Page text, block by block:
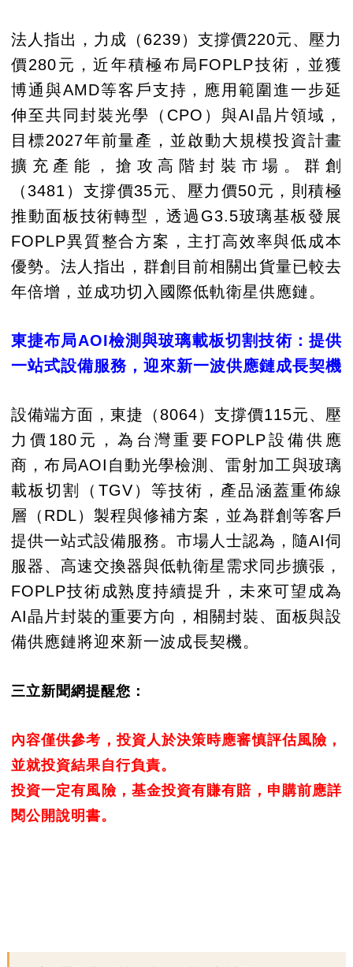
法人指出，力成（6239）支撐價220元、壓力
價280元，近年積極布局FOPLP技術，並獲
博通與AMD等客戶支持，應用範圍進一步延
伸至共同封裝光學（CPO）與AI晶片領域，
目標2027年前量產，並啟動大規模投資計畫
擴充產能，搶攻高階封裝市場。群創
（3481）支撐價35元、壓力價50元，則積極
推動面板技術轉型，透過G3.5玻璃基板發展
FOPLP異質整合方案，主打高效率與低成本
優勢。法人指出，群創目前相關出貨量已較去
年倍增，並成功切入國際低軌衛星供應鏈。
東捷布局AOI檢測與玻璃載板切割技術：提供
一站式設備服務，迎來新一波供應鏈成長契機
設備端方面，東捷（8064）支撐價115元、壓
力價180元，為台灣重要FOPLP設備供應
商，布局AOI自動光學檢測、雷射加工與玻璃
載板切割（TGV）等技術，產品涵蓋重佈線
層（RDL）製程與修補方案，並為群創等客戶
提供一站式設備服務。市場人士認為，隨AI伺
服器、高速交換器與低軌衛星需求同步擴張，
FOPLP技術成熟度持續提升，未來可望成為
AI晶片封裝的重要方向，相關封裝、面板與設
備供應鏈將迎來新一波成長契機。
三立新聞網提醒您：
內容僅供參考，投資人於決策時應審慎評估風險，
並就投資結果自行負責。
投資一定有風險，基金投資有賺有賠，申購前應詳
閱公開說明書。